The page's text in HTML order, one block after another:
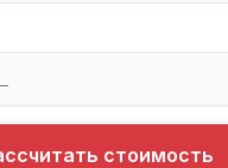
стоимость